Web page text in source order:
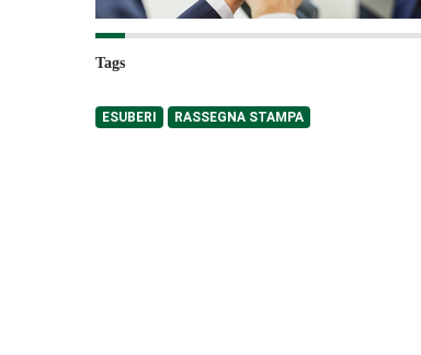
Tags
ESUBERI RASSEGNA STAMPA